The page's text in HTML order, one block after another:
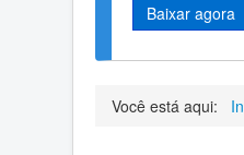
Baixar agora
Você está aqui: